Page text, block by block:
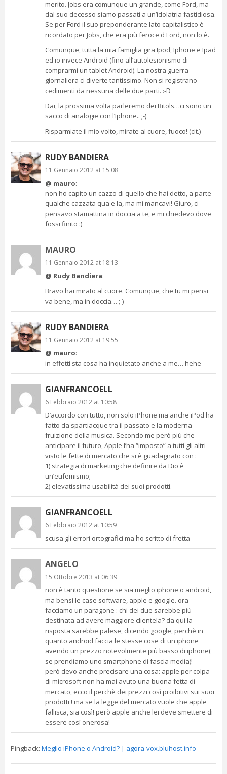
merito. Jobs era comunque un grande, come Ford, ma
dal suo decesso siamo passati a un’idolatria fastidiosa.
Se per Ford il suo preponderante lato capitalistico è
ricordato per Jobs, che era più feroce d Ford, non lo è.
Comunque, tutta la mia famiglia gira Ipod, Iphone e Ipad
ed io invece Android (fino all’autolesionismo di
comprarmi un tablet Android). La nostra guerra
giornaliera ci diverte tantissimo. Non si registrano
cedimenti da nessuna delle due parti. :-D
Dai, la prossima volta parleremo dei Bitols…ci sono un
sacco di analogie con l’Iphone.. ;-)
Risparmiate il mio volto, mirate al cuore, fuoco! (cit.)
RUDY BANDIERA
11 Gennaio 2012 at 15:08
@ mauro:
non ho capito un cazzo di quello che hai detto, a parte
qualche cazzata qua e la, ma mi mancavi! Giuro, ci
pensavo stamattina in doccia a te, e mi chiedevo dove
fossi finito :)
MAURO
11 Gennaio 2012 at 18:13
@ Rudy Bandiera:
Bravo hai mirato al cuore. Comunque, che tu mi pensi
va bene, ma in doccia… ;-)
RUDY BANDIERA
11 Gennaio 2012 at 19:55
@ mauro:
in effetti sta cosa ha inquietato anche a me… hehe
GIANFRANCOELL
6 Febbraio 2012 at 10:58
D’accordo con tutto, non solo iPhone ma anche iPod ha
fatto da spartiacque tra il passato e la moderna
fruizione della musica. Secondo me però più che
anticipare il futuro, Apple l’ha “imposto” a tutti gli altri
visto le fette di mercato che si è guadagnato con :
1) strategia di marketing che definire da Dio è
un’eufemismo;
2) elevatissima usabilità dei suoi prodotti.
GIANFRANCOELL
6 Febbraio 2012 at 10:59
scusa gli errori ortografici ma ho scritto di fretta
ANGELO
15 Ottobre 2013 at 06:39
non è tanto questione se sia meglio iphone o android,
ma bensì le case software, apple e google. ora
facciamo un paragone : chi dei due sarebbe più
destinata ad avere maggiore clientela? da qui la
risposta sarebbe palese, dicendo google, perchè in
quanto android faccia le stesse cose di un iphone
avendo un prezzo notevolmente più basso di iphone(
se prendiamo uno smartphone di fascia media)!
però devo anche precisare una cosa: apple per colpa
di microsoft non ha mai avuto una buona fetta di
mercato, ecco il perchè dei prezzi così proibitivi sui suoi
prodotti ! ma se la legge del mercato vuole che apple
fallisca, sia così! però apple anche lei deve smettere di
essere così onerosa!
Pingback: Meglio iPhone o Android? | agora-vox.bluhost.info